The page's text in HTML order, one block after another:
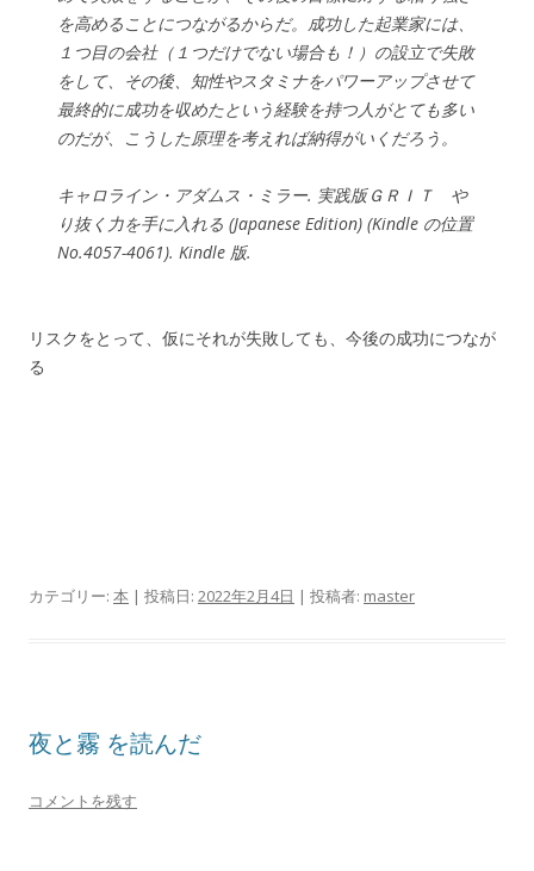
を高めることにつながるからだ。成功した起業家には、
１つ目の会社（１つだけでない場合も！）の設立で失敗
をして、その後、知性やスタミナをパワーアップさせて
最終的に成功を収めたという経験を持つ人がとても多い
のだが、こうした原理を考えれば納得がいくだろう。
キャロライン・アダムス・ミラー. 実践版ＧＲＩＴ や
り抜く力を手に入れる (Japanese Edition) (Kindle の位置
No.4057-4061). Kindle 版.
リスクをとって、仮にそれが失敗しても、今後の成功につなが
る
カテゴリー: 本 | 投稿日: 2022年2月4日 | 投稿者: master
夜と霧 を読んだ
コメントを残す